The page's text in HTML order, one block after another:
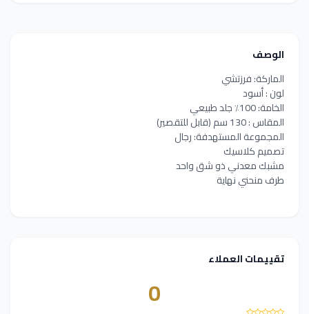
الوصف
الماركة: فرزتشي
لون : أسود
الخامة: 100٪ جلد طبيعي
المقاس : 130 سم (قابل للتقصير)
المجموعة المستهدفة: رجال
تصميم كلاسيك
مشبك معدني ذو شق واحد
طرف منحني نهاية
تقييمات العملاء
0